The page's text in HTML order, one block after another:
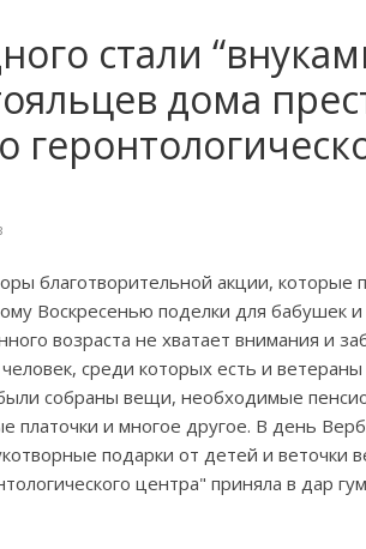
стали
дома
благотворительной акции, которые
Воскресенью поделки для бабушек
возраста не хватает внимания и
среди которых есть и
собраны вещи, необходимые
платочки и многое другое. В день
подарки от детей и веточки
центра" приняла в дар